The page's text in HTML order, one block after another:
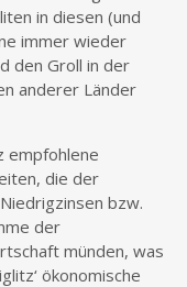
in diesen (und
immer wieder
den Groll in der
anderer Länder
empfohlene
die der
bzw.
der
münden, was
ökonomische